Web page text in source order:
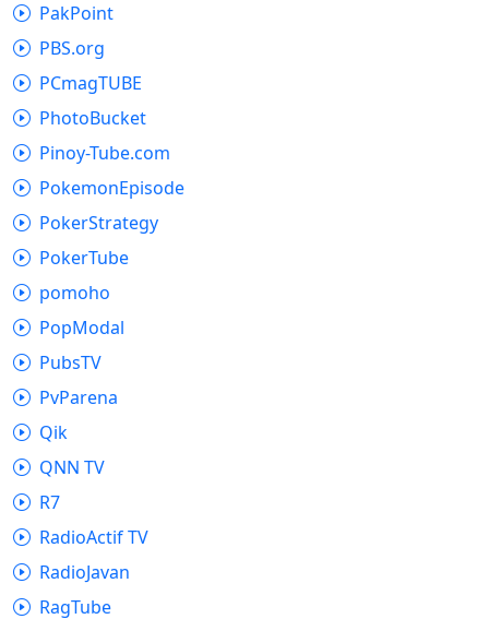
PakPoint
PBS.org
PCmagTUBE
PhotoBucket
Pinoy-Tube.com
PokemonEpisode
PokerStrategy
PokerTube
pomoho
PopModal
PubsTV
PvParena
Qik
QNN TV
R7
RadioActif TV
RadioJavan
RagTube